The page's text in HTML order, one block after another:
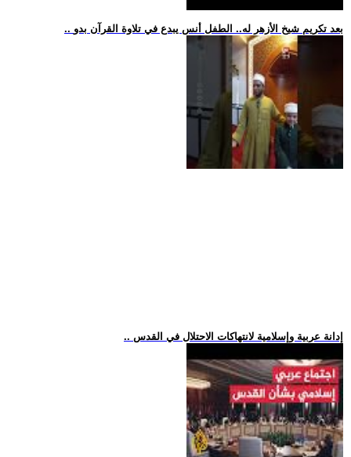
.. بعد تكريم شيخ الأزهر له.. الطفل أنس يبدع في تلاوة القرآن بدو
.. إدانة عربية وإسلامية لانتهاكات الاحتلال في القدس